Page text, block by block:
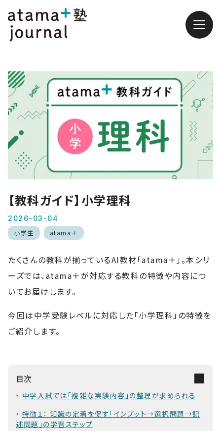
【教科ガイド】小学理科
2026-03-04
小学生
atama＋
たくさんの教科が揃っているAI教材「atama＋」。本シリ
ーズでは、atama＋が対応する教科の特徴や内容につ
いてお届けします。
今回は中学受験レベルに対応した「小学理科」の特徴を
ご紹介します。
目次
中学入試では「複雑な実験内容」の整理が求められる
特徴１： 知識の定着を促す「インプット→選択問題→記
述問題」の学習ステップ